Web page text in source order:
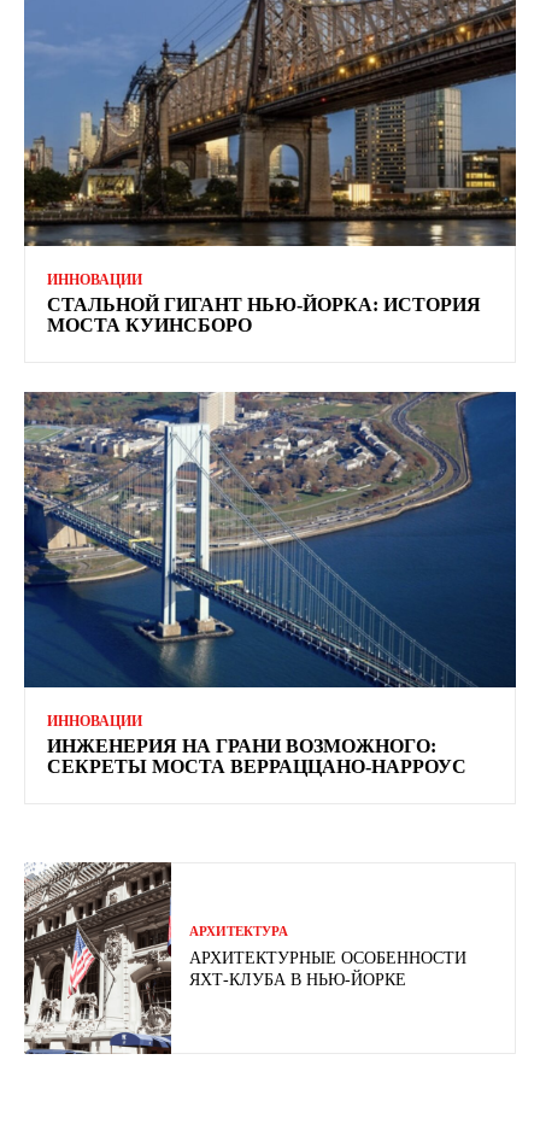
ИННОВАЦИИ
СТАЛЬНОЙ ГИГАНТ НЬЮ-ЙОРКА: ИСТОРИЯ
МОСТА КУИНСБОРО
ИННОВАЦИИ
ИНЖЕНЕРИЯ НА ГРАНИ ВОЗМОЖНОГО:
СЕКРЕТЫ МОСТА ВЕРРАЦЦАНО-НАРРОУС
АРХИТЕКТУРА
АРХИТЕКТУРНЫЕ ОСОБЕННОСТИ
ЯХТ-КЛУБА В НЬЮ-ЙОРКЕ